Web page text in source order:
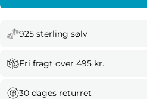
925 sterling sølv
Fri fragt over 495 kr.
30 dages returret